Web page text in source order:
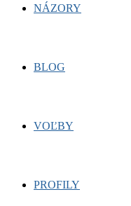
NÁZORY
BLOG
VOĽBY
PROFILY